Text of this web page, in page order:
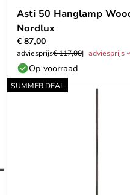
Asti 50 Hanglamp
Nordlux
€ 87,00
adviesprijs€ 117,00 adviesprijs
Op voorraad
SUMMER DEAL